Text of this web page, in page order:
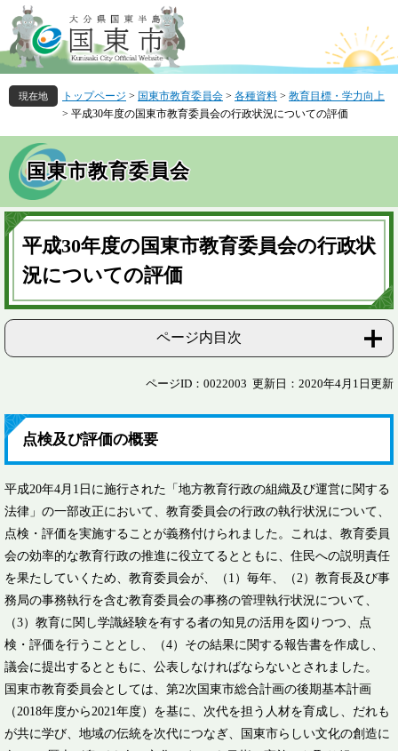
ー
ジ
の
先
頭
す
。
ニ
ュ
ー
を
飛
し
て
本
へ
トップページ > 国東市教育委員会 > 各種資料 > 教育目標・学力向上
> 平成30年度の国東市教育委員会の行政状況についての評価
国東市教育委員会
本
文
平成30年度の国東市教育委員会の行政状
況についての評価
ページ内目次
ページID：0022003 更新日：2020年4月1日更新
点検及び評価の概要
平成20年4月1日に施行された「地方教育行政の組織及び運営に関する
法律」の一部改正において、教育委員会の行政の執行状況について、
点検・評価を実施することが義務付けられました。これは、教育委員
会の効率的な教育行政の推進に役立てるとともに、住民への説明責任
を果たしていくため、教育委員会が、（1）毎年、（2）教育長及び事
務局の事務執行を含む教育委員会の事務の管理執行状況について、
（3）教育に関し学識経験を有する者の知見の活用を図りつつ、点
検・評価を行うこととし、（4）その結果に関する報告書を作成し、
議会に提出するとともに、公表しなければならないとされました。
国東市教育委員会としては、第2次国東市総合計画の後期基本計画
（2018年度から2021年度）を基に、次代を担う人材を育成し、だれも
が共に学び、地域の伝統を次代につなぎ、国東市らしい文化の創造に